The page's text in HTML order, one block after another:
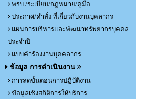
พรบ./ระเบียบ/กฎหมาย/คู่มือ
ประกาศ/คำสั่ง ที่เกี่ยวกับงานบุคลากร
แผนการบริหารและพัฒนาทรัพยากรบุคคล
ประจำปี
แบบคำร้องงานบุคคลากร
ข้อมูล การดำเนินงาน
การลดขั้นตอนการปฏิบัติงาน
ข้อมูลเชิงสถิติการให้บริการ